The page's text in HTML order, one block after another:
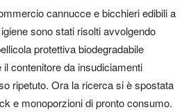
cannucce e bicchieri edibili a
sono stati risolti avvolgendo
protettiva biodegradabile
contenitore da insudiciamenti
ripetuto. Ora la ricerca si è spostata
e monoporzioni di pronto consumo.